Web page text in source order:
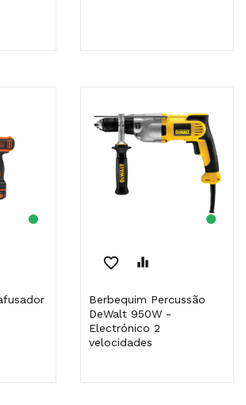
favorite_border equalizer
Berbequim Percussão
DeWalt 950W -
Electrónico 2
velocidades